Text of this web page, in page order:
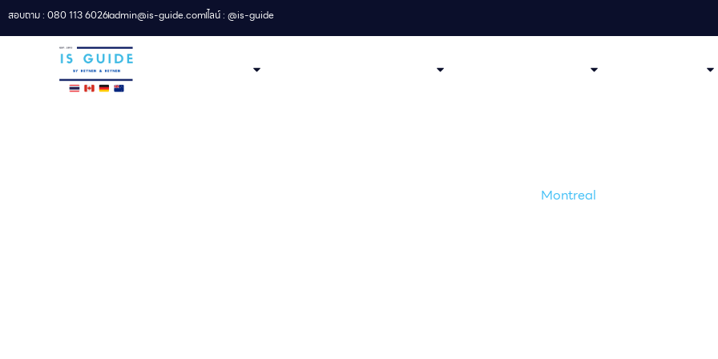
สอบถาม : 080 113 6026admin@is-guide.comไลน์ : @is-guide
เมือง /Montreal